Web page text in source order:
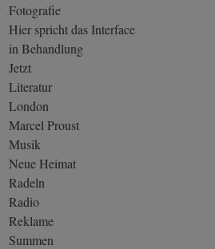
Fotografie
Hier spricht das Interface
in Behandlung
Jetzt
Literatur
London
Marcel Proust
Musik
Neue Heimat
Radeln
Radio
Reklame
Summen